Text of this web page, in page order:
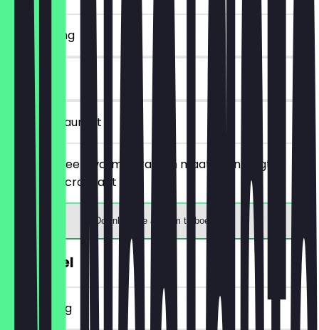
~€ 2 korting
30 dagen
in het restaurant
Je bestelt een warme drank in maat M en krijgt er
gratis een croissant bij.
Download de app om te boeken
€1 Pretzel
~€ 1 korting